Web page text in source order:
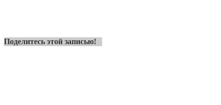
Поделитесь этой записью!